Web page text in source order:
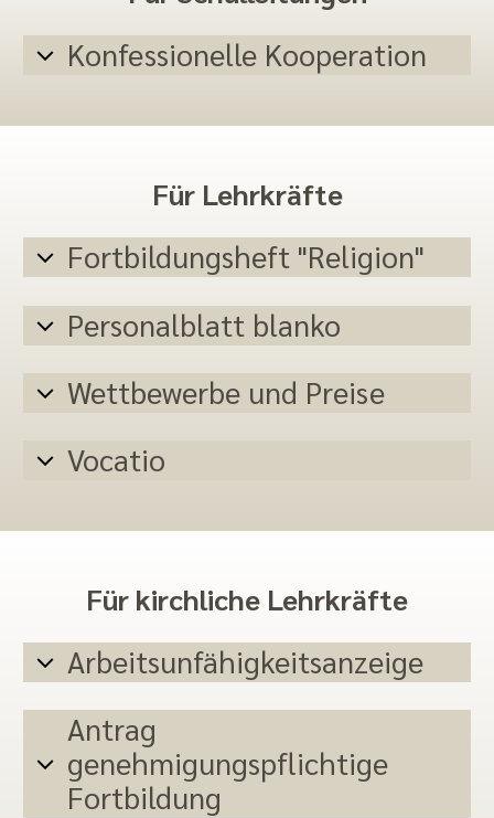
Konfessionelle Kooperation
Für Lehrkräfte
Fortbildungsheft "Religion"
Personalblatt blanko
Wettbewerbe und Preise
Vocatio
Für kirchliche Lehrkräfte
Arbeitsunfähigkeitsanzeige
Antrag
genehmigungspflichtige
Fortbildung